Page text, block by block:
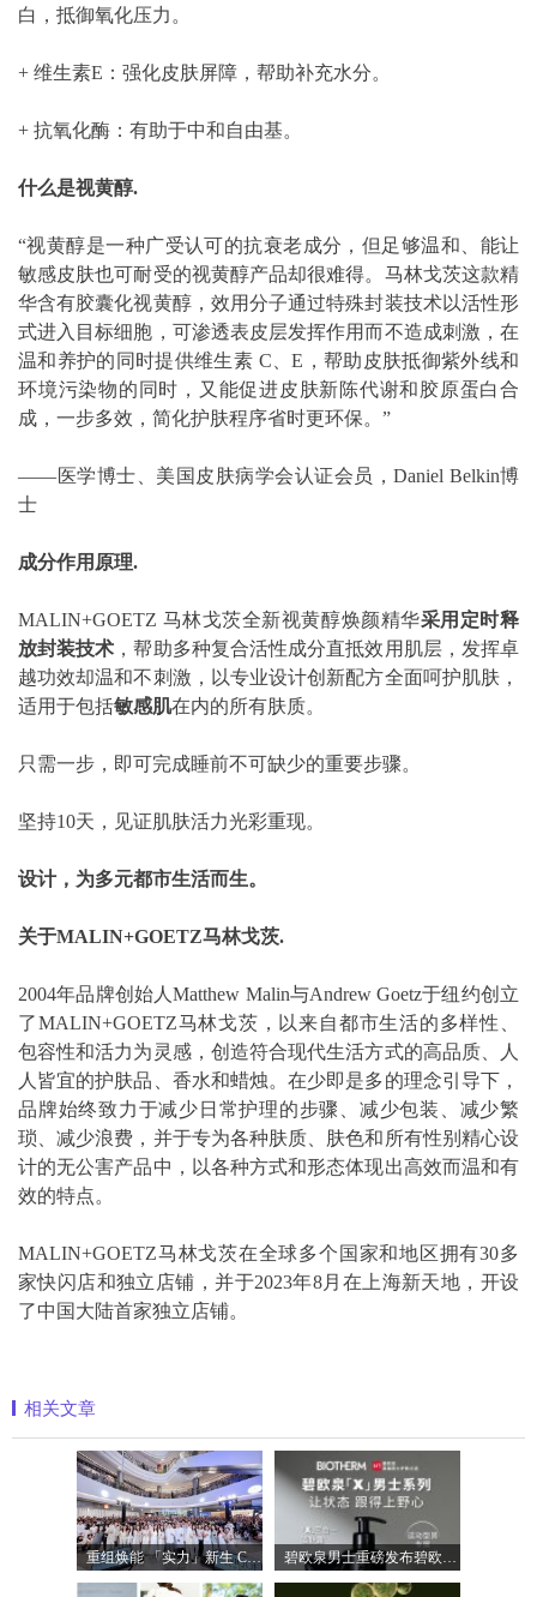
白，抵御氧化压力。
+ 维生素E：强化皮肤屏障，帮助补充水分。
+ 抗氧化酶：有助于中和自由基。
什么是视黄醇.
“视黄醇是一种广受认可的抗衰老成分，但足够温和、能让
敏感皮肤也可耐受的视黄醇产品却很难得。马林戈茨这款精
华含有胶囊化视黄醇，效用分子通过特殊封装技术以活性形
式进入目标细胞，可渗透表皮层发挥作用而不造成刺激，在
温和养护的同时提供维生素 C、E，帮助皮肤抵御紫外线和
环境污染物的同时，又能促进皮肤新陈代谢和胶原蛋白合
成，一步多效，简化护肤程序省时更环保。”
——医学博士、美国皮肤病学会认证会员，Daniel Belkin博
士
成分作用原理.
MALIN+GOETZ 马林戈茨全新视黄醇焕颜精华采用定时释
放封装技术 ，帮助多种复合活性成分直抵效用肌层，发挥卓
越功效却温和不刺激，以专业设计创新配方全面呵护肌肤，
适用于包括敏感肌在内的所有肤质。
只需一步，即可完成睡前不可缺少的重要步骤。
坚持10天，见证肌肤活力光彩重现。
设计，为多元都市生活而生。
关于MALIN+GOETZ马林戈茨.
2004年品牌创始人Matthew Malin与Andrew Goetz于纽约创立
了MALIN+GOETZ马林戈茨，以来自都市生活的多样性、
包容性和活力为灵感，创造符合现代生活方式的高品质、人
人皆宜的护肤品、香水和蜡烛。在少即是多的理念引导下，
品牌始终致力于减少日常护理的步骤、减少包装、减少繁
琐、减少浪费，并于专为各种肤质、肤色和所有性别精心设
计的无公害产品中，以各种方式和形态体现出高效而温和有
效的特点。
MALIN+GOETZ马林戈茨在全球多个国家和地区拥有30多
家快闪店和独立店铺，并于2023年8月在上海新天地，开设
了中国大陆首家独立店铺。
相关文章
重组焕能 「实力」新生 Clinique倩碧携手品 碧欧泉男士重磅发布碧欧泉「X」男士系列